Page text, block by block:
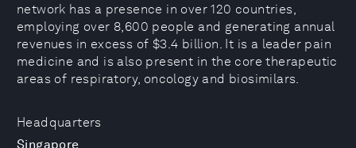
Headquarters
Singapore
network has a presence in over 120 countries,
employing over 8,600 people and generating annual
revenues in excess of $3.4 billion. It is a leader pain
medicine and is also present in the core therapeutic
areas of respiratory, oncology and biosimilars.